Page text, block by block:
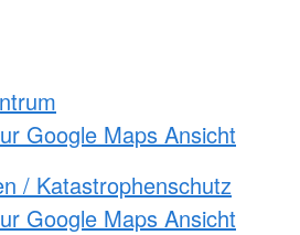
Google Maps Ansicht
/ Katastrophenschutz
Google Maps Ansicht